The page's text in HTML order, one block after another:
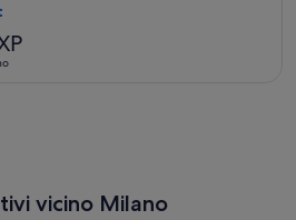
vicino Milano